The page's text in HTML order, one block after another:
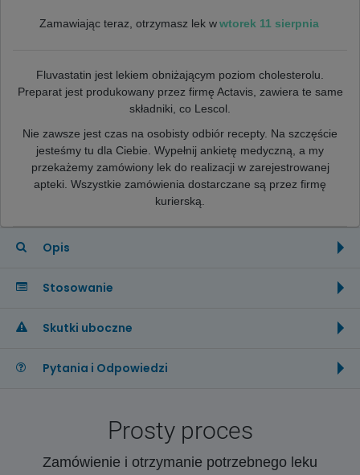
Zamawiając teraz, otrzymasz lek w wtorek 11 sierpnia
Fluvastatin jest lekiem obniżającym poziom cholesterolu.
Preparat jest produkowany przez firmę Actavis, zawiera te same
składniki, co Lescol.
Nie zawsze jest czas na osobisty odbiór recepty. Na szczęście
jesteśmy tu dla Ciebie. Wypełnij ankietę medyczną, a my
przekażemy zamówiony lek do realizacji w zarejestrowanej
apteki. Wszystkie zamówienia dostarczane są przez firmę
kurierską.
Opis
Stosowanie
Skutki uboczne
Pytania i Odpowiedzi
Prosty proces
Zamówienie i otrzymanie potrzebnego leku